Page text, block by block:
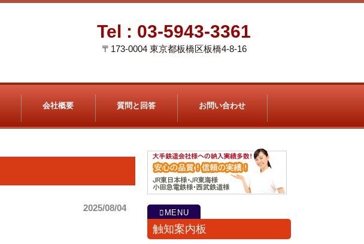
Tel : 03-5943-3361
〒173-0004 東京都板橋区板橋4-8-16
会社概要 質問と回答 お問い合わせ
2025/08/04
触知案内板